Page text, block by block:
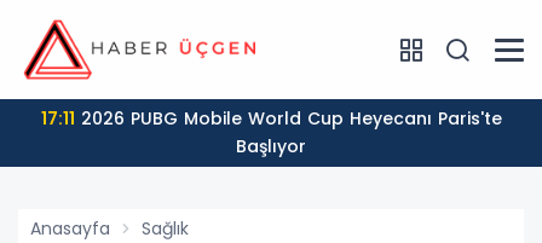
17:11
Başlıyor
Anasayfa Sağlık